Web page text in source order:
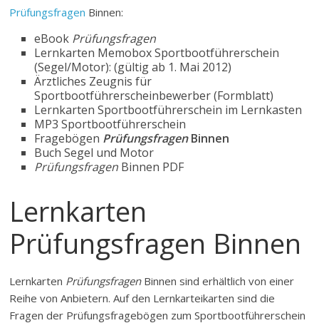
Prüfungsfragen Binnen:
eBook Prüfungsfragen
Lernkarten Memobox Sportbootführerschein
(Segel/Motor): (gültig ab 1. Mai 2012)
Ärztliches Zeugnis für
Sportbootführerscheinbewerber (Formblatt)
Lernkarten Sportbootführerschein im Lernkasten
MP3 Sportbootführerschein
Fragebögen PrüfungsfragenBinnen
Buch Segel und Motor
Prüfungsfragen Binnen PDF
Lernkarten
Prüfungsfragen Binnen
Lernkarten PrüfungsfragenBinnen sind erhältlich von einer
Reihe von Anbietern. Auf den Lernkarteikarten sind die
Fragen der Prüfungsfragebögen zum Sportbootführerschein